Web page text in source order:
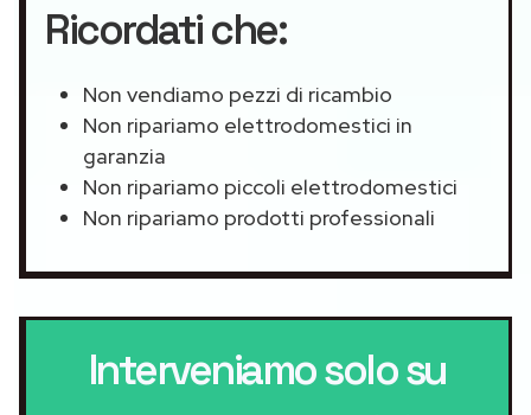
Ricordati che:
Non vendiamo pezzi di ricambio
Non ripariamo elettrodomestici in
garanzia
Non ripariamo piccoli elettrodomestici
Non ripariamo prodotti professionali
Interveniamo solo su